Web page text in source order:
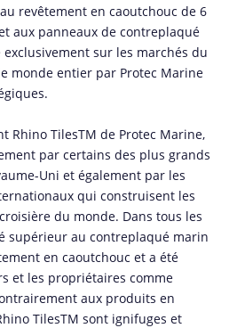
revêtement en caoutchouc de 6
aux panneaux de contreplaqué
exclusivement sur les marchés du
monde entier par Protec Marine
Rhino TilesTM de Protec Marine,
par certains des plus grands
Uni et également par les
qui construisent les
du monde. Dans tous les
supérieur au contreplaqué marin
en caoutchouc et a été
et les propriétaires comme
aux produits en
TilesTM sont ignifuges et